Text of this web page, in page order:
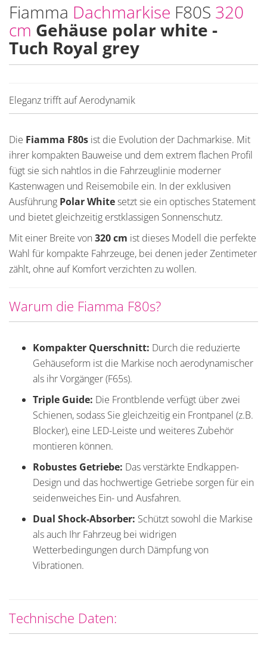
Fiamma Dachmarkise F80S 320
cm Gehäuse polar white -
Tuch Royal grey
Eleganz trifft auf Aerodynamik
Die Fiamma F80s ist die Evolution der Dachmarkise. Mit
ihrer kompakten Bauweise und dem extrem flachen Profil
fügt sie sich nahtlos in die Fahrzeuglinie moderner
Kastenwagen und Reisemobile ein. In der exklusiven
Ausführung Polar Whitesetzt sie ein optisches Statement
und bietet gleichzeitig erstklassigen Sonnenschutz.
Mit einer Breite von 320 cm ist dieses Modell die perfekte
Wahl für kompakte Fahrzeuge, bei denen jeder Zentimeter
zählt, ohne auf Komfort verzichten zu wollen.
Warum die Fiamma F80s?
Kompakter Querschnitt: Durch die reduzierte
Gehäuseform ist die Markise noch aerodynamischer
als ihr Vorgänger (F65s).
Triple Guide: Die Frontblende verfügt über zwei
Schienen, sodass Sie gleichzeitig ein Frontpanel (z.B.
Blocker), eine LED-Leiste und weiteres Zubehör
montieren können.
Robustes Getriebe: Das verstärkte Endkappen-
Design und das hochwertige Getriebe sorgen für ein
seidenweiches Ein- und Ausfahren.
Dual Shock-Absorber: Schützt sowohl die Markise
als auch Ihr Fahrzeug bei widrigen
Wetterbedingungen durch Dämpfung von
Vibrationen.
Technische Daten: